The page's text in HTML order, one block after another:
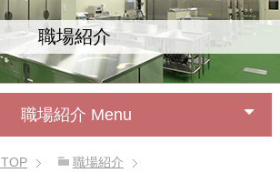
職場紹介
TOP 職場紹介
職場紹介 Menu